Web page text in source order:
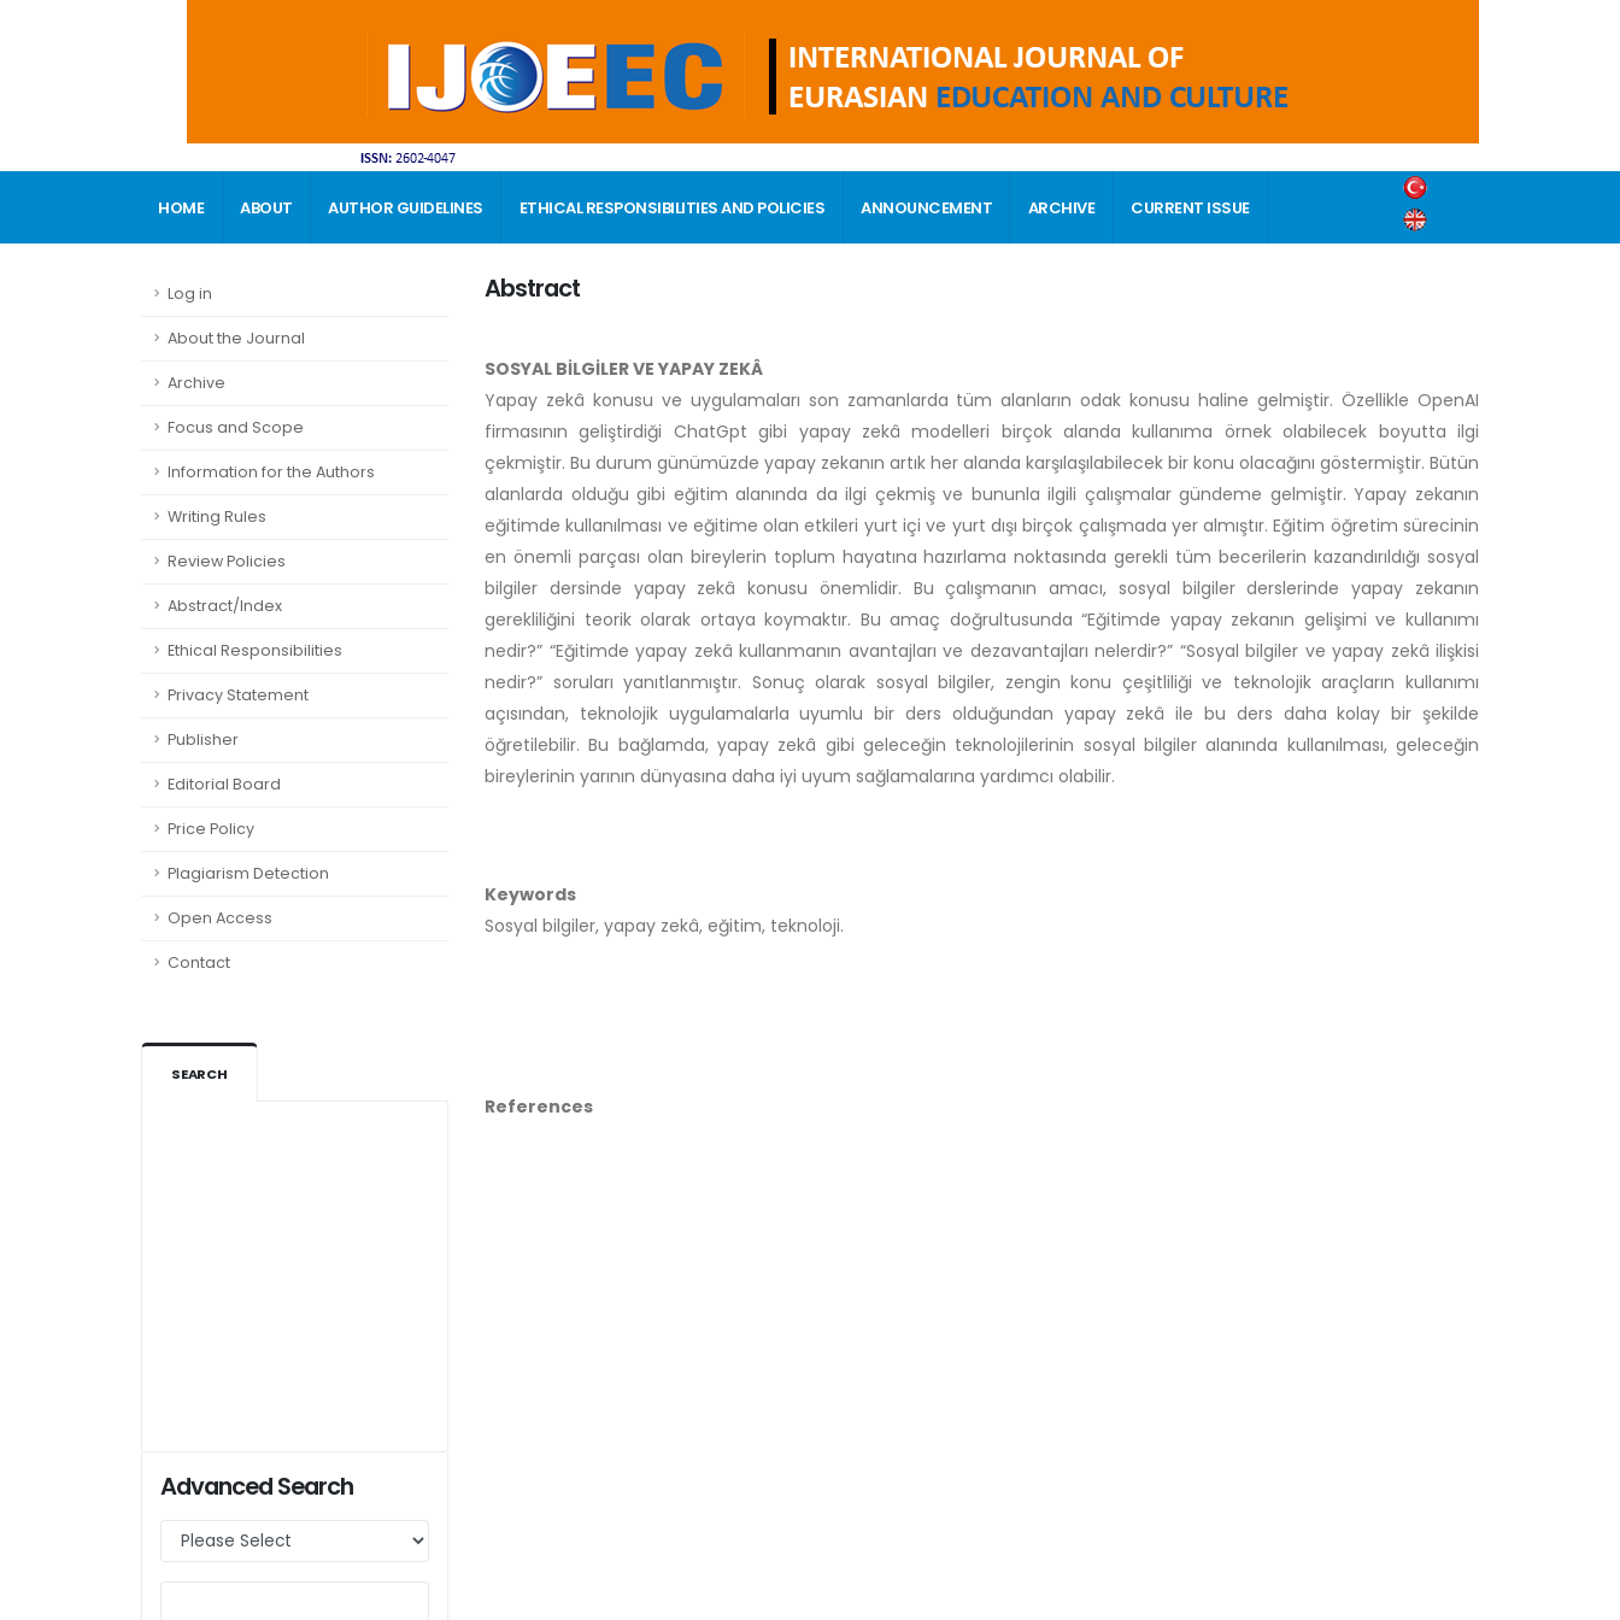
HOME ABOUT AUTHOR GUIDELINES ETHICAL RESPONSIBILITIES AND POLICIES ANNOUNCEMENT ARCHIVE CURRENT ISSUE
Log in
About the Journal
Archive
Focus and Scope
Information for the Authors
Writing Rules
Review Policies
Abstract/Index
Ethical Responsibilities
Privacy Statement
Publisher
Editorial Board
Price Policy
Plagiarism Detection
Open Access
Contact
SEARCH
Advanced Search
Abstract
SOSYAL BİLGİLER VE YAPAY ZEKÂ
Yapay zekâ konusu ve uygulamaları son zamanlarda tüm alanların odak konusu haline gelmiştir. Özellikle OpenAI
firmasının geliştirdiği ChatGpt gibi yapay zekâ modelleri birçok alanda kullanıma örnek olabilecek boyutta ilgi
çekmiştir. Bu durum günümüzde yapay zekanın artık her alanda karşılaşılabilecek bir konu olacağını göstermiştir. Bütün
alanlarda olduğu gibi eğitim alanında da ilgi çekmiş ve bununla ilgili çalışmalar gündeme gelmiştir. Yapay zekanın
eğitimde kullanılması ve eğitime olan etkileri yurt içi ve yurt dışı birçok çalışmada yer almıştır. Eğitim öğretim sürecinin
en önemli parçası olan bireylerin toplum hayatına hazırlama noktasında gerekli tüm becerilerin kazandırıldığı sosyal
bilgiler dersinde yapay zekâ konusu önemlidir. Bu çalışmanın amacı, sosyal bilgiler derslerinde yapay zekanın
gerekliliğini teorik olarak ortaya koymaktır. Bu amaç doğrultusunda “Eğitimde yapay zekanın gelişimi ve kullanımı
nedir?” “Eğitimde yapay zekâ kullanmanın avantajları ve dezavantajları nelerdir?” “Sosyal bilgiler ve yapay zekâ ilişkisi
nedir?” soruları yanıtlanmıştır. Sonuç olarak sosyal bilgiler, zengin konu çeşitliliği ve teknolojik araçların kullanımı
açısından, teknolojik uygulamalarla uyumlu bir ders olduğundan yapay zekâ ile bu ders daha kolay bir şekilde
öğretilebilir. Bu bağlamda, yapay zekâ gibi geleceğin teknolojilerinin sosyal bilgiler alanında kullanılması, geleceğin
bireylerinin yarının dünyasına daha iyi uyum sağlamalarına yardımcı olabilir.
Keywords
Sosyal bilgiler, yapay zekâ, eğitim, teknoloji.
References